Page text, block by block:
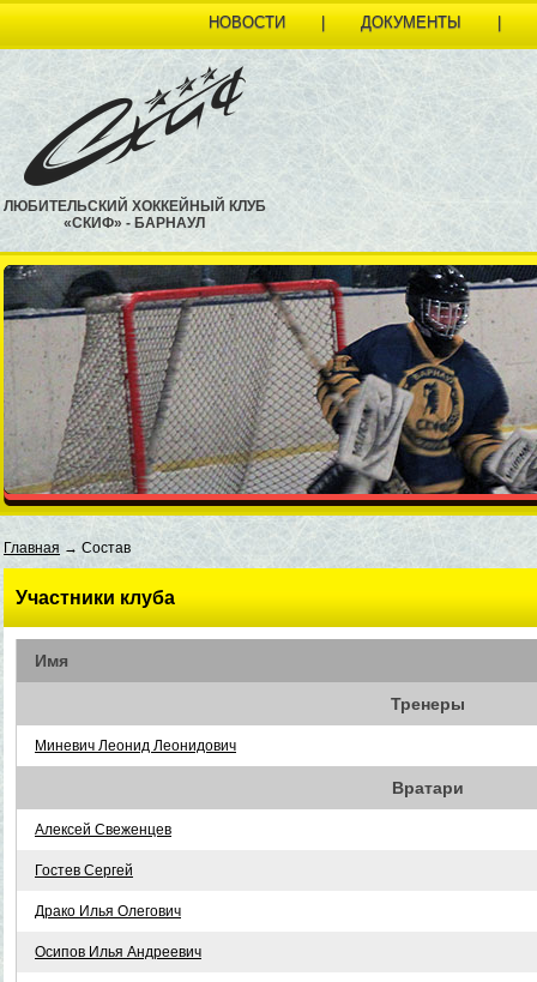
НОВОСТИ | ДОКУМЕНТЫ |
ЛЮБИТЕЛЬСКИЙ ХОККЕЙНЫЙ КЛУБ
«СКИФ» - БАРНАУЛ
Главная → Состав
Участники клуба
Имя
Тренеры
Миневич Леонид Леонидович
Вратари
Алексей Свеженцев
Гостев Сергей
Драко Илья Олегович
Осипов Илья Андреевич